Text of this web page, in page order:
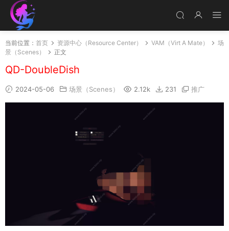
当前位置： 首页 资源中心（Resource Center） VAM（Virt A Mate）
场
景（Scenes）
正文
QD-DoubleDish
2024-05-06 场景（Scenes） 2.12k 231 推广